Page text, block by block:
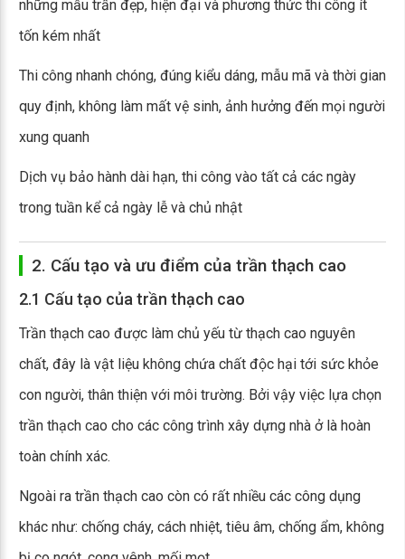
những mẫu trần đẹp, hiện đại và phương thức thi công ít
tốn kém nhất
Thi công nhanh chóng, đúng kiểu dáng, mẫu mã và thời gian
quy định, không làm mất vệ sinh, ảnh hưởng đến mọi người
xung quanh
Dịch vụ bảo hành dài hạn, thi công vào tất cả các ngày
trong tuần kể cả ngày lễ và chủ nhật
2. Cấu tạo và ưu điểm của trần thạch cao
2.1 Cấu tạo của trần thạch cao
Trần thạch cao được làm chủ yếu từ thạch cao nguyên
chất, đây là vật liệu không chứa chất độc hại tới sức khỏe
con người, thân thiện với môi trường. Bởi vậy việc lựa chọn
trần thạch cao cho các công trình xây dựng nhà ở là hoàn
toàn chính xác.
Ngoài ra trần thạch cao còn có rất nhiều các công dụng
khác như: chống cháy, cách nhiệt, tiêu âm, chống ẩm, không